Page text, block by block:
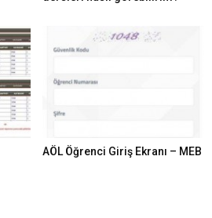
AÖL Öğrenci Giriş Ekranı – MEB